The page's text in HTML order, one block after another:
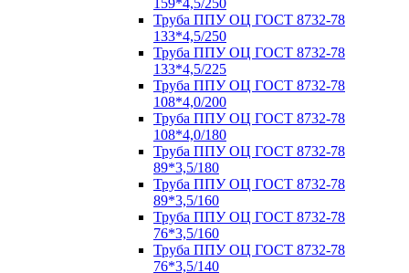
159*4,5/250
Труба ППУ ОЦ ГОСТ 8732-78
133*4,5/250
Труба ППУ ОЦ ГОСТ 8732-78
133*4,5/225
Труба ППУ ОЦ ГОСТ 8732-78
108*4,0/200
Труба ППУ ОЦ ГОСТ 8732-78
108*4,0/180
Труба ППУ ОЦ ГОСТ 8732-78
89*3,5/180
Труба ППУ ОЦ ГОСТ 8732-78
89*3,5/160
Труба ППУ ОЦ ГОСТ 8732-78
76*3,5/160
Труба ППУ ОЦ ГОСТ 8732-78
76*3,5/140